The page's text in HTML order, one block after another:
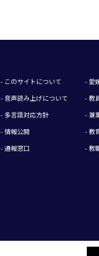
- このサイトについて
- 音声読み上げについて
- 多言語対応方針
- 情報公開
- 通報窓口
- 愛
- 教
- 兼
- 教
- 教